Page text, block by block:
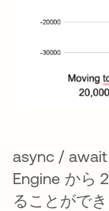
async /
Engine から
ることができ